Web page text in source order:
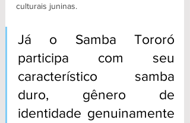
culturais juninas.
Já o Samba Tororó
participa com seu
característico samba
duro, gênero de
identidade genuinamente